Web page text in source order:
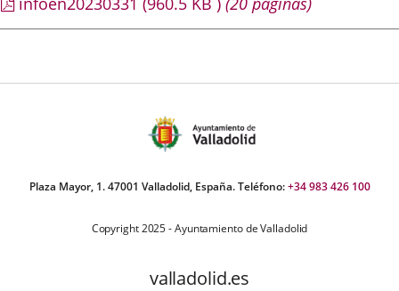
Plaza Mayor, 1. 47001 Valladolid, España. Teléfono:+34 983 426 100
Copyright 2025 - Ayuntamiento de Valladolid
valladolid.es